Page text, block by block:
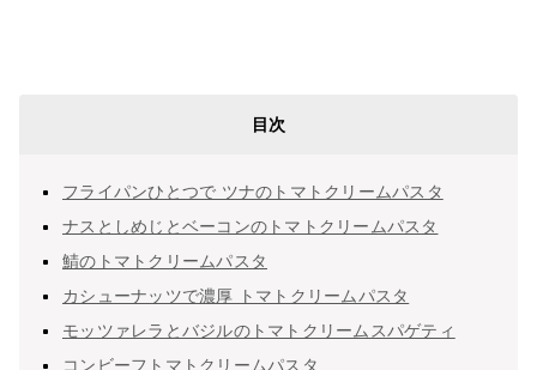
目次
フライパンひとつで ツナのトマトクリームパスタ
ナスとしめじとベーコンのトマトクリームパスタ
鯖のトマトクリームパスタ
カシューナッツで濃厚 トマトクリームパスタ
モッツァレラとバジルのトマトクリームスパゲティ
コンビーフトマトクリームパスタ